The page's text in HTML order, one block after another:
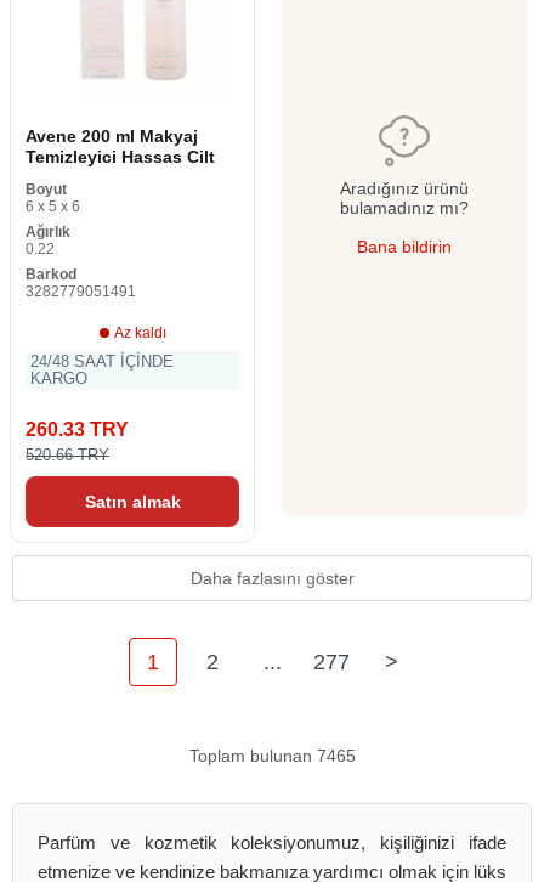
Avene 200 ml Makyaj
Temizleyici Hassas Cilt
Boyut
6 x 5 x 6
Ağırlık
0.22
Barkod
3282779051491
Az kaldı
24/48 SAAT İÇİNDE
KARGO
260.33 TRY
520.66 TRY
Satın almak
Aradığınız ürünü
bulamadınız mı?
Bana bildirin
Daha fazlasını göster
1 2 ... 277 >
Toplam bulunan 7465
Parfüm ve kozmetik koleksiyonumuz, kişiliğinizi ifade
etmenize ve kendinize bakmanıza yardımcı olmak için lüks